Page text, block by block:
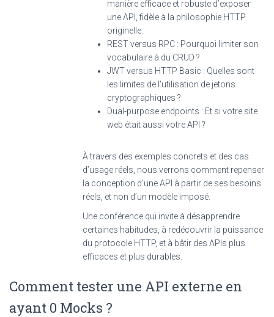
manière efficace et robuste d’exposer
une API, fidèle à la philosophie HTTP
originelle.
REST versus RPC : Pourquoi limiter son
vocabulaire à du CRUD ?
JWT versus HTTP Basic : Quelles sont
les limites de l'utilisation de jetons
cryptographiques ?
Dual-purpose endpoints : Et si votre site
web était aussi votre API ?
À travers des exemples concrets et des cas
d’usage réels, nous verrons comment repenser
la conception d’une API à partir de ses besoins
réels, et non d’un modèle imposé.
Une conférence qui invite à désapprendre
certaines habitudes, à redécouvrir la puissance
du protocole HTTP, et à bâtir des APIs plus
efficaces et plus durables.
Comment tester une API externe en
ayant 0 Mocks ?